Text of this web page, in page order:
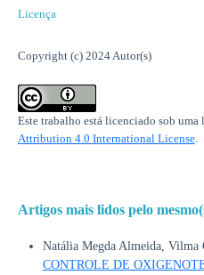
Licença
Copyright (c) 2024 Autor(s)
Este trabalho está licenciado sob uma
Attribution 4.0 International License.
Artigos mais lidos pelo
Natália Megda Almeida, Vilma
CONTROLE DE